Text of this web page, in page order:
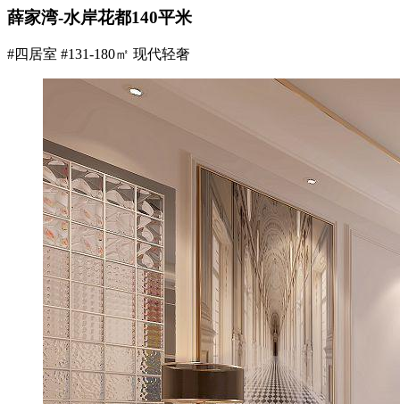
薛家湾-水岸花都140平米
#四居室 #131-180㎡ 现代轻奢